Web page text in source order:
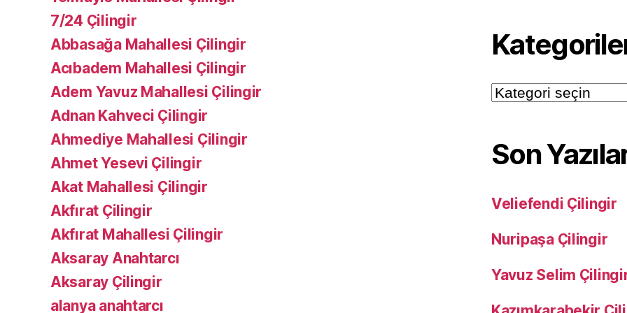
7/24 Çilingir
Abbasağa Mahallesi Çilingir
Acıbadem Mahallesi Çilingir
Adem Yavuz Mahallesi Çilingir
Adnan Kahveci Çilingir
Ahmediye Mahallesi Çilingir
Ahmet Yesevi Çilingir
Akat Mahallesi Çilingir
Akfırat Çilingir
Akfırat Mahallesi Çilingir
Aksaray Anahtarcı
Aksaray Çilingir
alanya anahtarcı
Kategoriler
Son
Veliefendi Çilingir
Nuripaşa Çilingir
Yavuz Selim